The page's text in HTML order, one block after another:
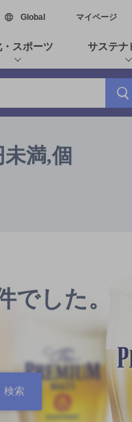
Global新しいウィンドウで開く
マイページ
スポーツ サステナ
満,個
でした。